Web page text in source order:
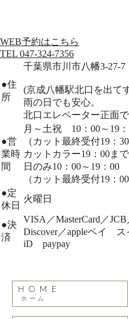
WEB予約はこちら
TEL 047-324-7356
●住
所
千葉県市川市八幡3-27-7
(京成八幡駅北口を出て
雨の日でも安心。
北口エレベーター正面
●営
業時
間
月～土祝 10：00～19
（カット最終受付19：30
カットカラー19：00まで
日のみ10：00～19：00
（カット最終受付19：00
●定
休日
火曜日
●決
済
VISA／MasterCard／JCB
Discover／appleペイ
iD paypay
HOME
ホーム